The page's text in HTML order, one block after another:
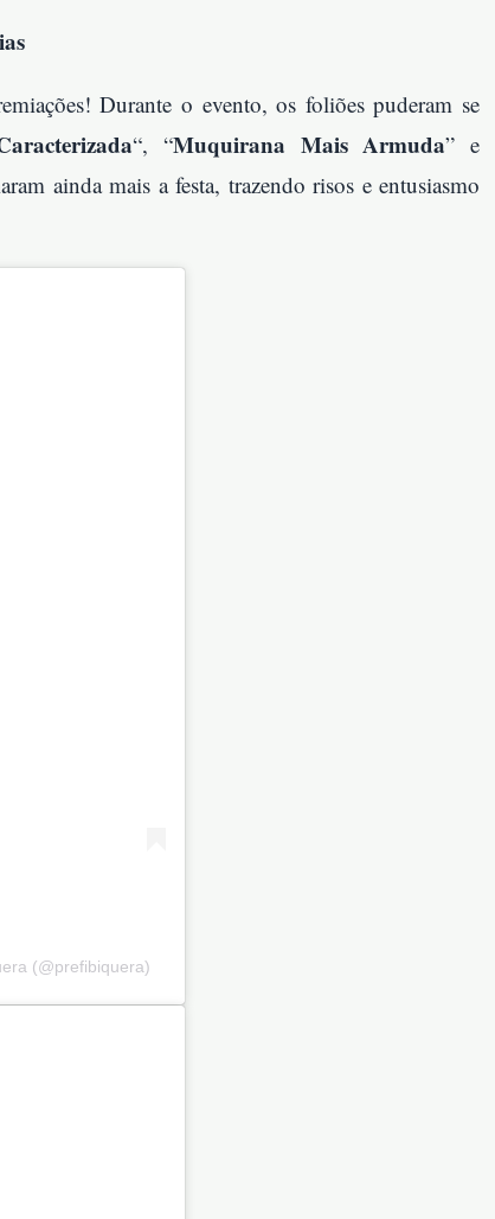
Durante o evento, os foliões puderam se
“, “Muquirana Mais Armuda” e
ainda mais a festa, trazendo risos e entusiasmo
(@prefibiquera)